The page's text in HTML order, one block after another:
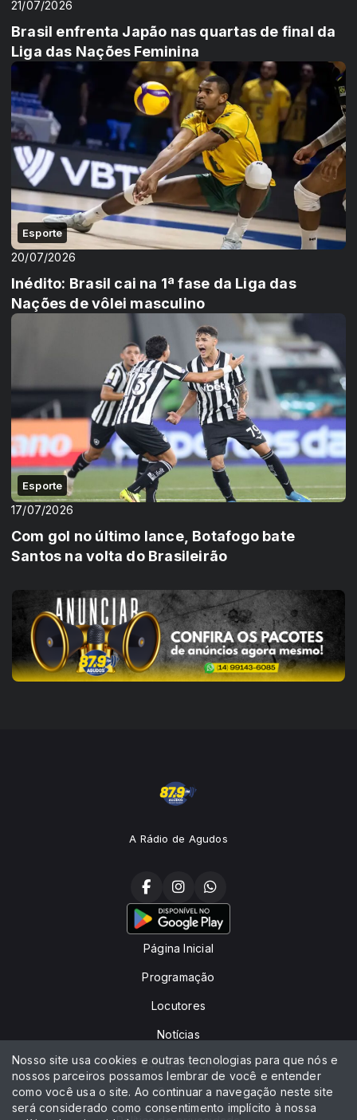
21/07/2026
Brasil enfrenta Japão nas quartas de final da
Liga das Nações Feminina
Esporte
20/07/2026
Inédito: Brasil cai na 1ª fase da Liga das
Nações de vôlei masculino
Esporte
17/07/2026
Com gol no último lance, Botafogo bate
Santos na volta do Brasileirão
A Rádio de Agudos
Página Inicial
Programação
Locutores
Notícias
Peça sua música
Contato
Nosso site usa cookies e outras tecnologias para que nós e
nossos parceiros possamos lembrar de você e entender
como você usa o site. Ao continuar a navegação neste site
será considerado como consentimento implícito à nossa